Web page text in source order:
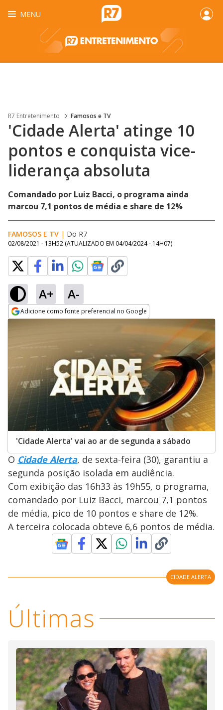
MENU
R7 Entretenimento Famosos e TV
'Cidade Alerta' atinge 10
pontos e conquista vice-
liderança absoluta
Comandado por Luiz Bacci, o programa ainda
marcou 7,1 pontos de média e share de 12%
FAMOSOS E TV | Do R7
02/08/2021 - 13H52 (ATUALIZADO EM 04/04/2024 - 14H07)
A+ A-
Adicione como fonte preferencial no Google
'Cidade Alerta' vai ao ar de segunda a sábado
O Cidade Alerta, de sexta-feira (30), garantiu a
segunda posição isolada em audiência.
Com exibição das 16h33 às 19h55, o programa,
comandado por Luiz Bacci, marcou 7,1 pontos
de média, pico de 10 pontos e share de 12%.
A terceira colocada obteve 6,6 pontos de média.
CIDADE ALERTA
Últimas